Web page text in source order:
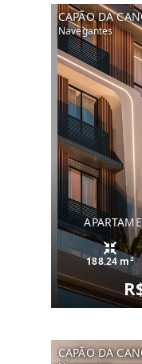
CAPÃO DA
Navegantes
188.24 m²
CAPÃO DA